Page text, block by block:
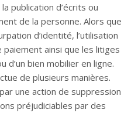
publication d’écrits ou
de la personne. Alors que
d’identité, l’utilisation
ainsi que les litiges
d’un bien mobilier en ligne.
de plusieurs manières.
une action de suppression
préjudiciables par des